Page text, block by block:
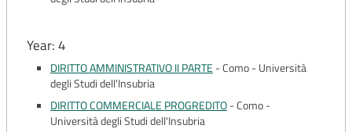
Year: 4
DIRITTO AMMINISTRATIVO II PARTE -Como - Università
degli Studi dell'Insubria
DIRITTO COMMERCIALE PROGREDITO-Como -
Università degli Studi dell'Insubria